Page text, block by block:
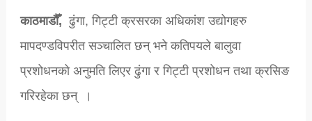
काठमाडौँ, ढुंगा, गिट्टी क्रसरका अधिकांश उद्योगहरु
मापदण्डविपरीत सञ्चालित छन् भने कतिपयले बालुवा
प्रशोधनको अनुमति लिएर ढुंगा र गिट्टी प्रशोधन तथा क्रसिङ
गरिरहेका छन् ।